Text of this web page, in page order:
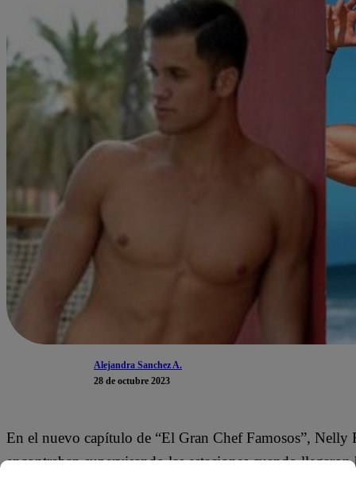
Alejandra Sanchez A.
28 de octubre 2023
En el nuevo capítulo de “El Gran Chef Famosos”,
encontraban supervisando las estaciones cuando